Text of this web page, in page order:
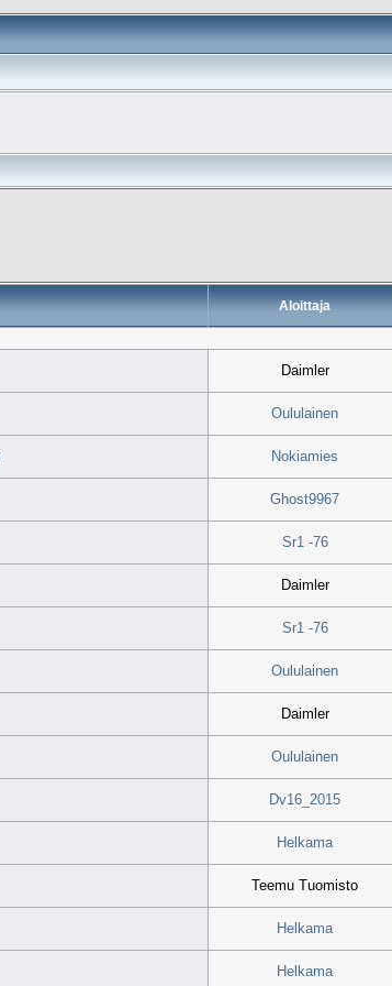
Aloittaja
Daimler
Oululainen
Nokiamies
Ghost9967
Sr1 -76
Daimler
Sr1 -76
Oululainen
Daimler
Oululainen
Dv16_2015
Helkama
Teemu Tuomisto
Helkama
Helkama